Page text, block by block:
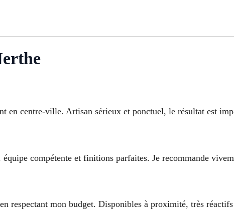
en centre-ville. Artisan sérieux et ponctuel, le résultat est
compétente et finitions parfaites. Je recommande
respectant mon budget. Disponibles à proximité, très